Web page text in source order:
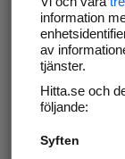
information
av
tjänster.
Hitta.se och
följande:
Syften